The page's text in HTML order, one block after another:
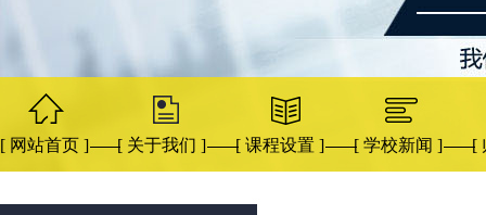
[ 网站首页 ] [ 关于我们 ] [ 课程设置 ] [ 学校新闻 ] [